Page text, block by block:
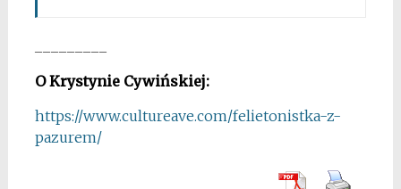
O Krystynie Cywińskiej:
https://www.cultureave.com/felietonistka-z-
pazurem/